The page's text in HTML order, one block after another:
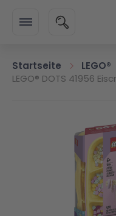
SUCHE
Startseite LEGO®
LEGO® DOTS 41956
Zum Ende der